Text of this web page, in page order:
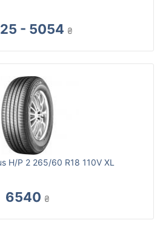
- 5054 ₴
H/P 2 265/60 R18 110V XL
6540 ₴